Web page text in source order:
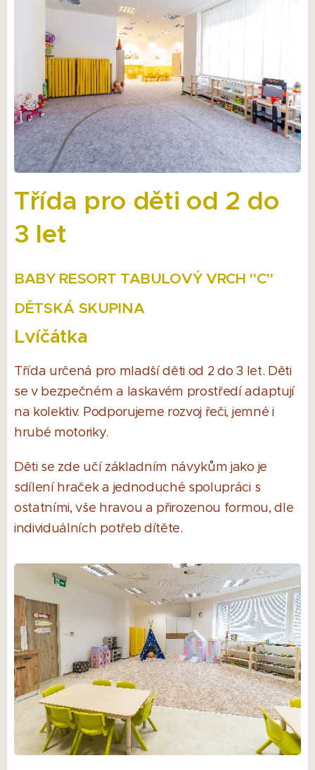
Třída pro děti od 2 do
3 let
BABY RESORT TABULOVÝ VRCH "C"
DĚTSKÁ SKUPINA
Lvíčátka
Třída určená pro mladší děti od 2 do 3 let. Děti
se v bezpečném a laskavém prostředí adaptují
na kolektiv. Podporujeme rozvoj řeči, jemné i
hrubé motoriky.
Děti se zde učí základním návykům jako je
sdílení hraček a jednoduché spolupráci s
ostatními, vše hravou a přirozenou formou, dle
individuálních potřeb dítěte.